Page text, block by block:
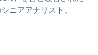
ニアアナリスト、